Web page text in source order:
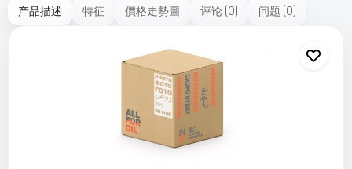
产品描述 特征 價格走勢圖 评论 (0) 问题 (0)